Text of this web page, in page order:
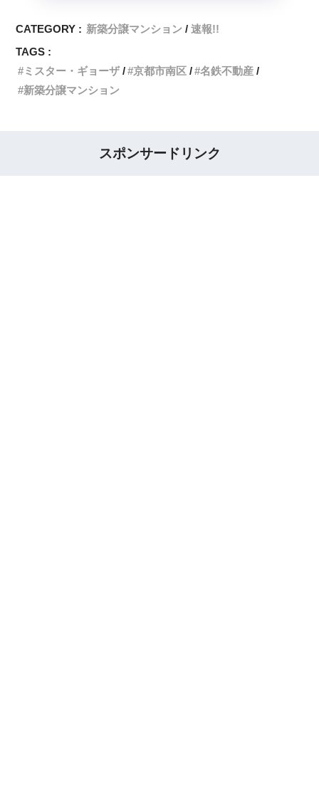
CATEGORY : 新築分譲マンション
速報!!
TAGS :
ミスター・ギョーザ
京都市南区
名鉄不動産
新築分譲マンション
スポンサードリンク